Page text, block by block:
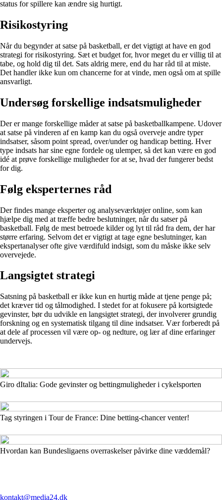
status for spillere kan ændre sig hurtigt.
Risikostyring
Når du begynder at satse på basketball, er det vigtigt at have en god
strategi for risikostyring. Sæt et budget for, hvor meget du er villig til at
tabe, og hold dig til det. Sats aldrig mere, end du har råd til at miste.
Det handler ikke kun om chancerne for at vinde, men også om at spille
ansvarligt.
Undersøg forskellige indsatsmuligheder
Der er mange forskellige måder at satse på basketballkampene. Udover
at satse på vinderen af en kamp kan du også overveje andre typer
indsatser, såsom point spread, over/under og handicap betting. Hver
type indsats har sine egne fordele og ulemper, så det kan være en god
idé at prøve forskellige muligheder for at se, hvad der fungerer bedst
for dig.
Følg eksperternes råd
Der findes mange eksperter og analyseværktøjer online, som kan
hjælpe dig med at træffe bedre beslutninger, når du satser på
basketball. Følg de mest betroede kilder og lyt til råd fra dem, der har
større erfaring. Selvom det er vigtigt at tage egne beslutninger, kan
ekspertanalyser ofte give værdifuld indsigt, som du måske ikke selv
overvejede.
Langsigtet strategi
Satsning på basketball er ikke kun en hurtig måde at tjene penge på;
det kræver tid og tålmodighed. I stedet for at fokusere på kortsigtede
gevinster, bør du udvikle en langsigtet strategi, der involverer grundig
forskning og en systematisk tilgang til dine indsatser. Vær forberedt på
at dele af processen vil være op- og nedture, og lær af dine erfaringer
undervejs.
Giro dItalia: Gode gevinster og bettingmuligheder i cykelsporten
Tag styringen i Tour de France: Dine betting-chancer venter!
Hvordan kan Bundesligaens overraskelser påvirke dine væddemål?
kontakt@media24.dk